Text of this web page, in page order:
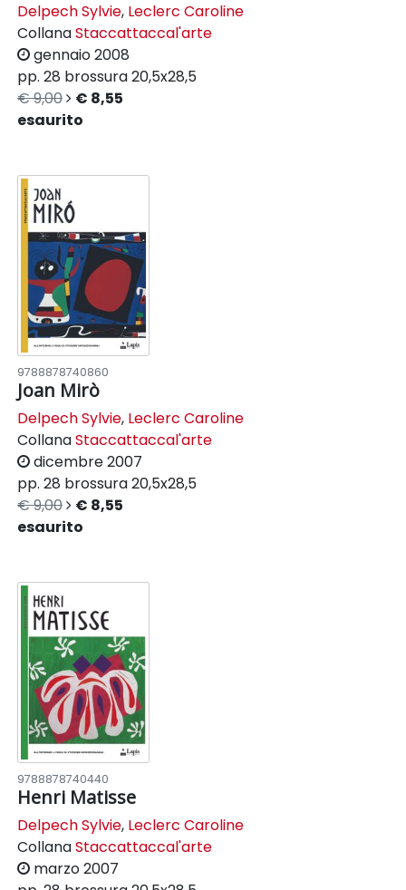
Delpech Sylvie, Leclerc Caroline
CollanaStaccattaccal'arte
gennaio 2008
pp. 28 brossura20,5x28,5
€ 9,00
€ 8,55
esaurito
9788878740860
Joan Mirò
Delpech Sylvie, Leclerc Caroline
CollanaStaccattaccal'arte
dicembre 2007
pp. 28 brossura20,5x28,5
€ 9,00
€ 8,55
esaurito
9788878740440
Henri Matisse
Delpech Sylvie, Leclerc Caroline
CollanaStaccattaccal'arte
marzo 2007